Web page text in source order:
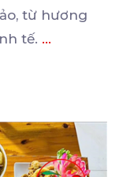
từ hương
tế. ...